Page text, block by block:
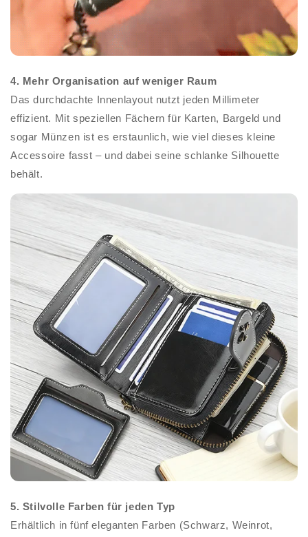
4. Mehr Organisation auf weniger Raum
Das durchdachte Innenlayout nutzt jeden Millimeter
effizient. Mit speziellen Fächern für Karten, Bargeld und
sogar Münzen ist es erstaunlich, wie viel dieses kleine
Accessoire fasst – und dabei seine schlanke Silhouette
behält.
5. Stilvolle Farben für jeden Typ
Erhältlich in fünf eleganten Farben (Schwarz, Weinrot,